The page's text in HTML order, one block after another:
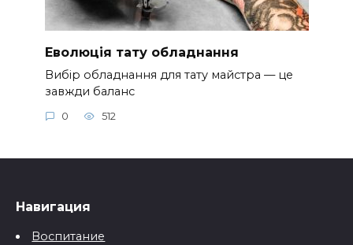
Еволюція тату обладнання
Вибір обладнання для тату майстра — це
завжди баланс
0 512
Навигация
Воспитание